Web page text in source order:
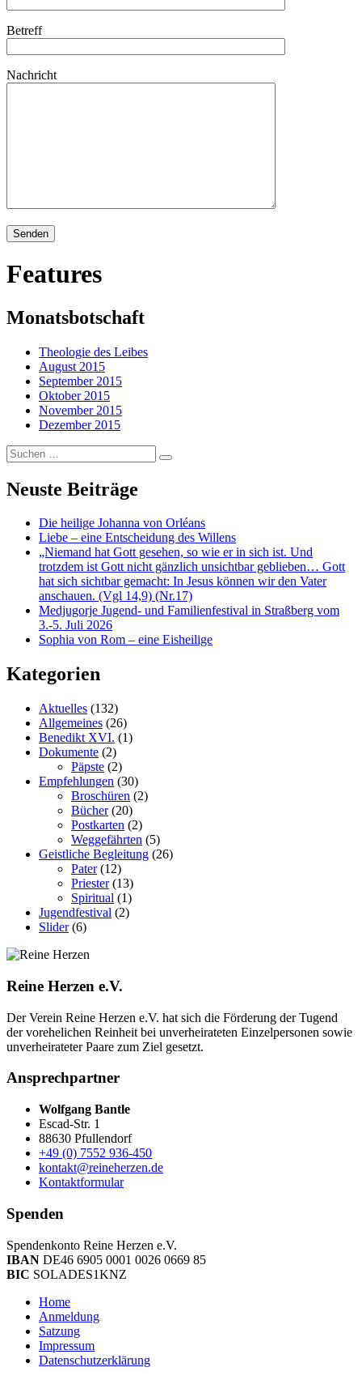
Betreff
Nachricht
Features
Monatsbotschaft
Theologie des Leibes
August 2015
September 2015
Oktober 2015
November 2015
Dezember 2015
Suchen
…
Neuste Beiträge
Die heilige Johanna von Orléans
Liebe – eine Entscheidung des Willens
„Niemand hat Gott gesehen, so wie er in sich ist. Und
trotzdem ist Gott nicht gänzlich unsichtbar geblieben… Gott
hat sich sichtbar gemacht: In Jesus können wir den Vater
anschauen. (Vgl 14,9) (Nr.17)
Medjugorje Jugend- und Familienfestival in Straßberg vom
3.-5. Juli 2026
Sophia von Rom – eine Eisheilige
Kategorien
Aktuelles (132)
Allgemeines (26)
Benedikt XVI. (1)
Dokumente (2)
Päpste (2)
Empfehlungen (30)
Broschüren (2)
Bücher(20)
Postkarten (2)
Weggefährten (5)
Geistliche Begleitung (26)
Pater(12)
Priester(13)
Spiritual (1)
Jugendfestival (2)
Slider(6)
Reine Herzen e.V.
Der Verein Reine Herzen e.V. hat sich die Förderung der Tugend
der vor­ehelichen Rein­heit bei un­ver­heirateten Einzel­personen sowie
un­ver­heirateter Paare zum Ziel gesetzt.
Ansprechpartner
Wolfgang Bantle
Escad-Str. 1
88630 Pfullendorf
+49 (0) 7552 936-450
kontakt@reineherzen.de
Kontaktformular
Spenden
Spendenkonto Reine Herzen e.V.
IBAN DE46 6905 0001 0026 0669 85
BIC SOLADES1KNZ
Home
Anmeldung
Satzung
Impressum
Datenschutzerklärung